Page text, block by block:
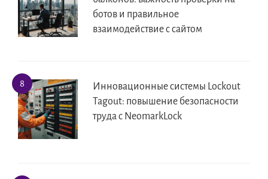
ботов и правильное
взаимодействие с сайтом
Инновационные системы Lockout
Tagout: повышение безопасности
труда с NeomarkLock